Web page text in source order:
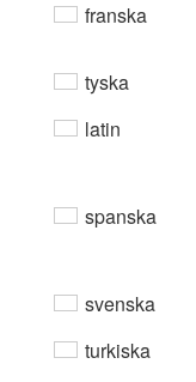
franska
tyska
latin
spanska
svenska
turkiska